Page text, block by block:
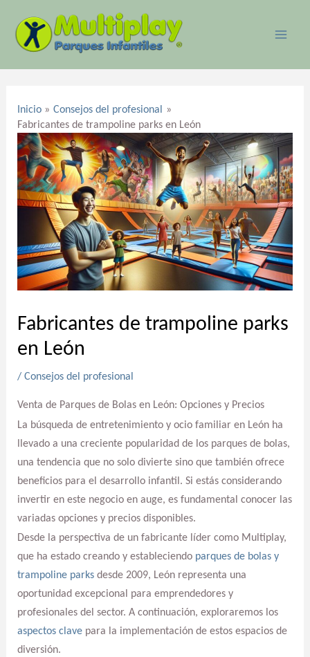
contenido
Inicio
Consejos del profesional
Fabricantes de trampoline parks en León
Fabricantes de trampoline parks
en León
/ Consejos del profesional
Venta de Parques de Bolas en León: Opciones y Precios
La búsqueda de entretenimiento y ocio familiar en León ha
llevado a una creciente popularidad de los parques de bolas,
una tendencia que no solo divierte sino que también ofrece
beneficios para el desarrollo infantil. Si estás considerando
invertir en este negocio en auge, es fundamental conocer las
variadas opciones y precios disponibles.
Desde la perspectiva de un fabricante líder como Multiplay,
que ha estado creando y estableciendo parques de bolas y
trampoline parksdesde 2009, León representa una
oportunidad excepcional para emprendedores y
profesionales del sector. A continuación, exploraremos los
aspectos clavepara la implementación de estos espacios de
diversión.
entradas